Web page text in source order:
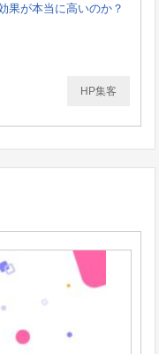
果が本当に高いのか？
HP集客